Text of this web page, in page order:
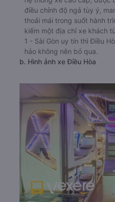
điều chỉnh độ ngả tùy ý,
thoải mái trong suốt hành
kiếm một địa chỉ xe khách
1 - Sài Gòn uy tín thì Điều
hảo không nên bỏ qua.
b. Hình ảnh xe Điều Hòa